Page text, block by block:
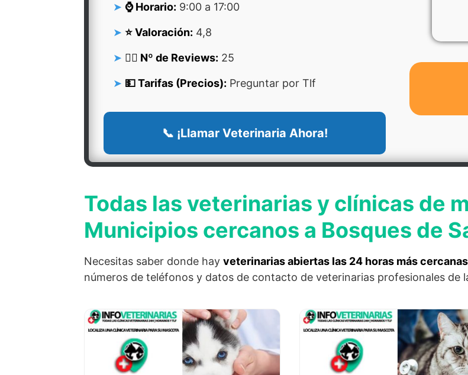
⌚ Horario: 9:00 a 17:00
⭐ Valoración: 4,8
👍🏻 Nº de Reviews: 25
💵 Tarifas (Precios): Preguntar por Tlf
📞 ¡Llamar Veterinaria Ahora!
Todas las veterinarias y clínicas de
Municipios cercanos a Bosques de
Necesitas saber donde hay veterinarias abiertas las 24 horas más
números de teléfonos y datos de contacto de veterinarias profesionales de